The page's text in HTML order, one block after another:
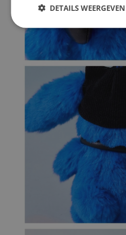
DETAILS WEERGEVEN